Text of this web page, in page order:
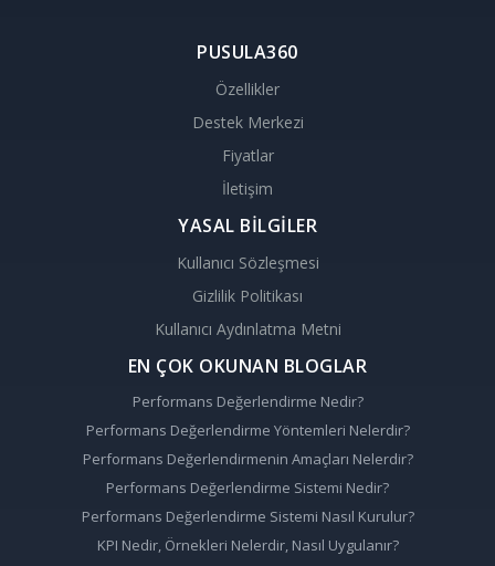
PUSULA360
Özellikler
Destek Merkezi
Fiyatlar
İletişim
YASAL BİLGİLER
Kullanıcı Sözleşmesi
Gizlilik Politikası
Kullanıcı Aydınlatma Metni
EN ÇOK OKUNAN BLOGLAR
Performans Değerlendirme Nedir?
Performans Değerlendirme Yöntemleri Nelerdir?
Performans Değerlendirmenin Amaçları Nelerdir?
Performans Değerlendirme Sistemi Nedir?
Performans Değerlendirme Sistemi Nasıl Kurulur?
KPI Nedir, Örnekleri Nelerdir, Nasıl Uygulanır?